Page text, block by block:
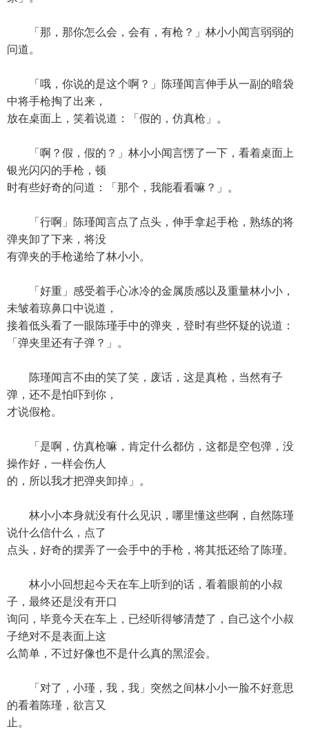
「那，那你怎么会，会有，有枪？」林小小闻言弱弱的
问道。
「哦，你说的是这个啊？」陈瑾闻言伸手从一副的暗袋
中将手枪掏了出来，
放在桌面上，笑着说道：「假的，仿真枪」。
「啊？假，假的？」林小小闻言愣了一下，看着桌面上
银光闪闪的手枪，顿
时有些好奇的问道：「那个，我能看看嘛？」。
「行啊」陈瑾闻言点了点头，伸手拿起手枪，熟练的将
弹夹卸了下来，将没
有弹夹的手枪递给了林小小。
「好重」感受着手心冰冷的金属质感以及重量林小小，
未皱着琼鼻口中说道，
接着低头看了一眼陈瑾手中的弹夹，登时有些怀疑的说道：
「弹夹里还有子弹？」。
陈瑾闻言不由的笑了笑，废话，这是真枪，当然有子
弹，还不是怕吓到你，
才说假枪。
「是啊，仿真枪嘛，肯定什么都仿，这都是空包弹，没
操作好，一样会伤人
的，所以我才把弹夹卸掉」。
林小小本身就没有什么见识，哪里懂这些啊，自然陈瑾
说什么信什么，点了
点头，好奇的摆弄了一会手中的手枪，将其抵还给了陈瑾。
林小小回想起今天在车上听到的话，看着眼前的小叔
子，最终还是没有开口
询问，毕竟今天在车上，已经听得够清楚了，自己这个小叔
子绝对不是表面上这
么简单，不过好像也不是什么真的黑涩会。
「对了，小瑾，我，我」突然之间林小小一脸不好意思
的看着陈瑾，欲言又
止。